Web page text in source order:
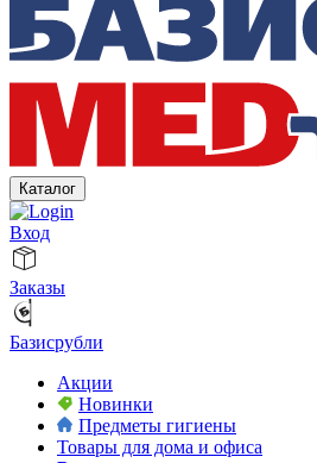
Каталог
Вход
Заказы
Базисрубли
Акции
Новинки
Предметы гигиены
Товары для дома и офиса